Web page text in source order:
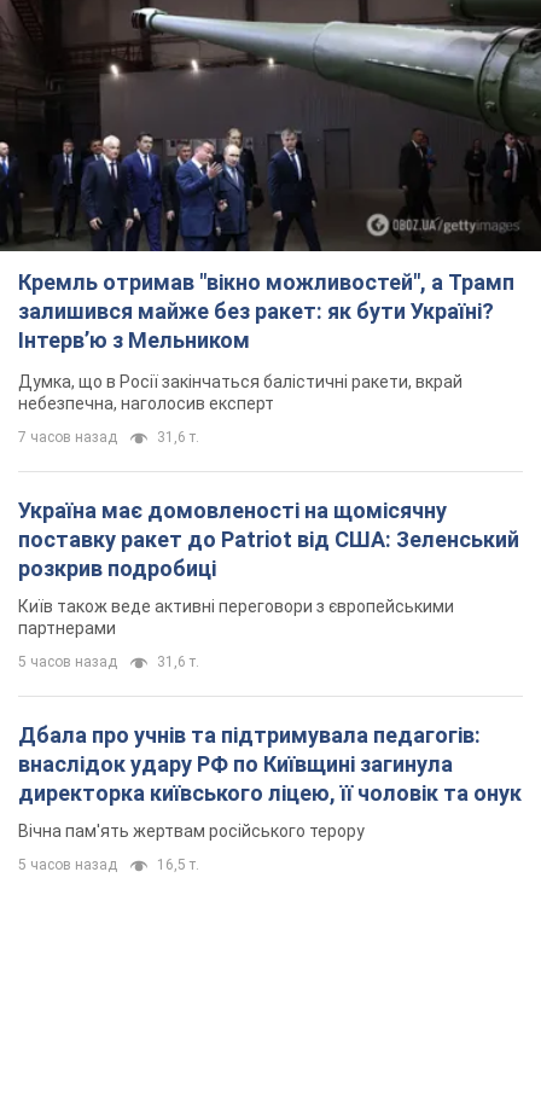
Кремль отримав "вікно можливостей", а Трамп
залишився майже без ракет: як бути Україні?
Інтерв’ю з Мельником
Думка, що в Росії закінчаться балістичні ракети, вкрай
небезпечна, наголосив експерт
7 часов назад 31,6 т.
Україна має домовленості на щомісячну
поставку ракет до Patriot від США: Зеленський
розкрив подробиці
Київ також веде активні переговори з європейськими
партнерами
5 часов назад 31,6 т.
Дбала про учнів та підтримувала педагогів:
внаслідок удару РФ по Київщині загинула
директорка київського ліцею, її чоловік та онук
Вічна пам'ять жертвам російського терору
5 часов назад 16,5 т.